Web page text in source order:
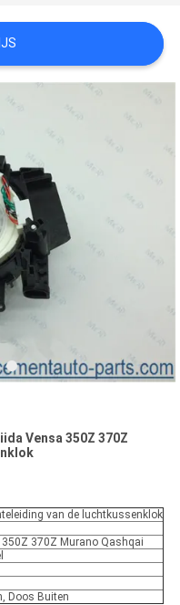
Vensa 350Z 370Z
van de luchtkussenklok
370Z Murano Qashqai
Doos Buiten